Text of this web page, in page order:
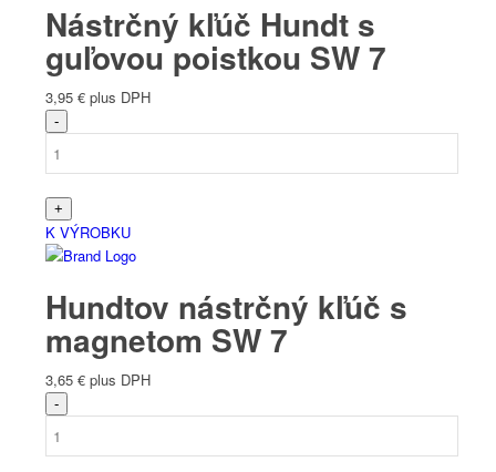
Nástrčný kľúč Hundt s
guľovou poistkou SW 7
3,95 € plus DPH
K VÝROBKU
Hundtov nástrčný kľúč s
magnetom SW 7
3,65 € plus DPH